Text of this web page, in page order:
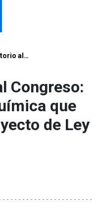
al…
Congreso:
que
de Ley